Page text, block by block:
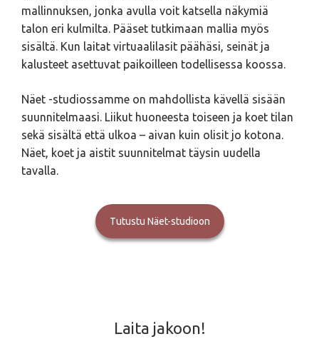
mallinnuksen, jonka avulla voit katsella näkymiä
talon eri kulmilta. Pääset tutkimaan mallia myös
sisältä. Kun laitat virtuaalilasit päähäsi, seinät ja
kalusteet asettuvat paikoilleen todellisessa koossa.
Näet -studiossamme on mahdollista kävellä sisään
suunnitelmaasi. Liikut huoneesta toiseen ja koet tilan
sekä sisältä että ulkoa – aivan kuin olisit jo kotona.
Näet, koet ja aistit suunnitelmat täysin uudella
tavalla.
Tutustu Näet-studioon
Laita jakoon!